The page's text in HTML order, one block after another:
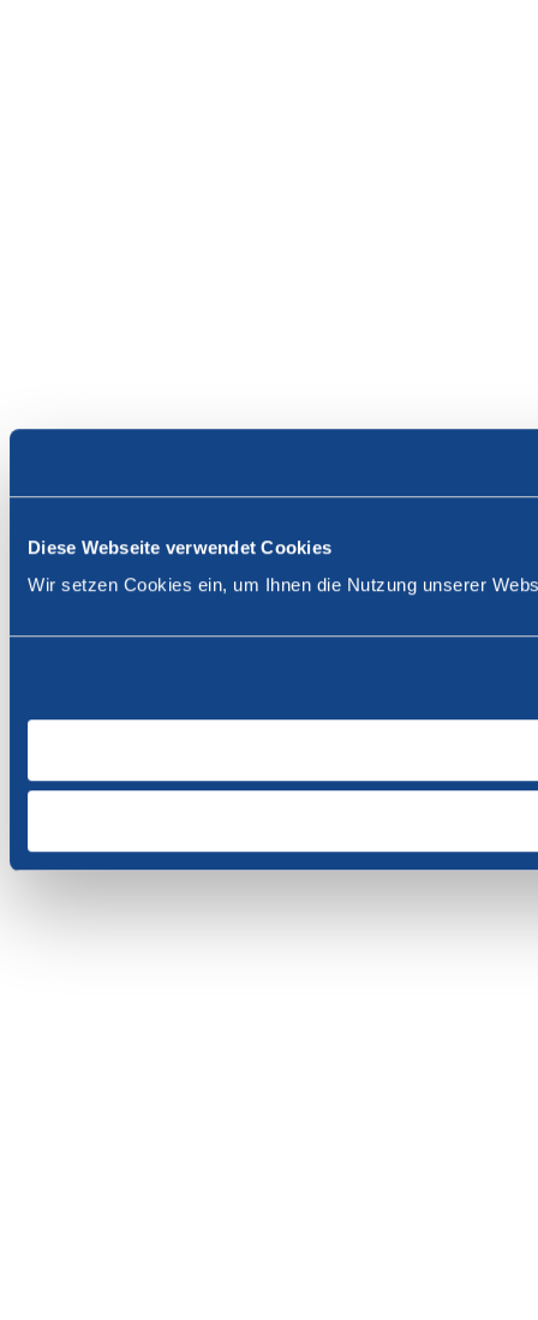
Diese Webseite verwendet Cookies
Wir setzen Cookies ein, um Ihnen die Nutzung unserer